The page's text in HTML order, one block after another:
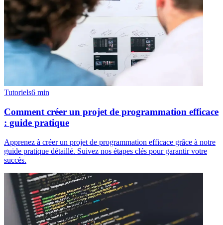
Tutoriels6 min
Comment créer un projet de programmation efficace
: guide pratique
Apprenez à créer un projet de programmation efficace grâce à notre
guide pratique détaillé. Suivez nos étapes clés pour garantir votre
succès.